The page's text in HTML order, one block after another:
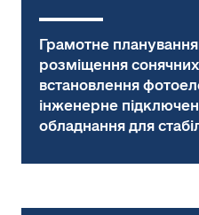
Грамотне
розміщення
встановлення
інженерне
обладнання для